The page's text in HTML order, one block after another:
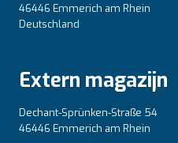
46446 Emmerich am Rhein
Deutschland
Extern magazijn
Dechant-Sprünken-Straße 54
46446 Emmerich am Rhein